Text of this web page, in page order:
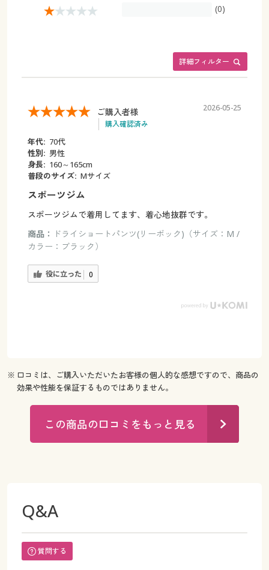
(0)
詳細フィルター
ご購入者様
購入確認済み
2026-05-25
年代: 70代
性別: 男性
身長: 160～165cm
普段のサイズ: Mサイズ
スポーツジム
スポーツジムで着用してます、着心地抜群です。
商品：
ドライショートパンツ(リーボック)（サイズ：M /
カラー：ブラック）
役に立った 0
※ 口コミは、ご購入いただいたお客様の個人的な感想ですので、商品の
効果や性能を保証するものではありません。
この商品の口コミをもっと見る
Q&A
質問する